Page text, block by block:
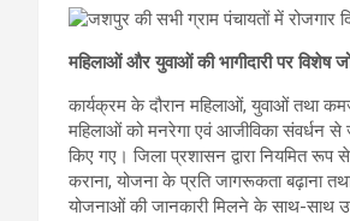
महिलाओं और युवाओं की भागीदारी पर विशेष
कार्यक्रम के दौरान महिलाओं, युवाओं तथा
महिलाओं को मनरेगा एवं आजीविका संवर्धन से
किए गए। जिला प्रशासन द्वारा नियमित रूप
कराना, योजना के प्रति जागरूकता बढ़ाना
योजनाओं की जानकारी मिलने के साथ-साथ